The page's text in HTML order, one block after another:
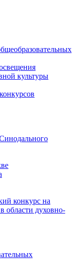
культуры
конкурс на
области духовно-